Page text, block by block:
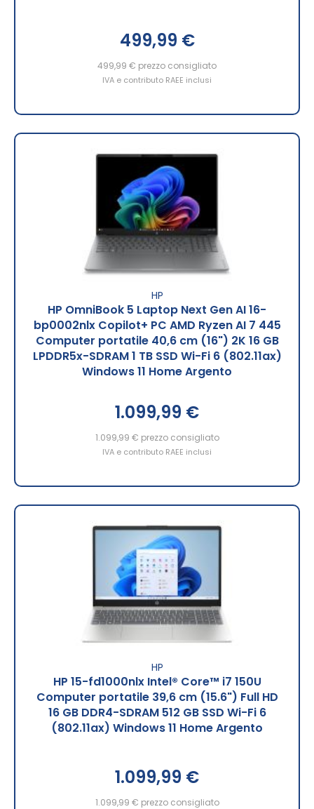
499,99 €
499,99 € prezzo consigliato
IVA e contributo RAEE inclusi
HP
HP OmniBook 5 Laptop Next Gen AI 16-
bp0002nlx Copilot+ PC AMD Ryzen AI 7 445
Computer portatile 40,6 cm (16") 2K 16 GB
LPDDR5x-SDRAM 1 TB SSD Wi-Fi 6 (802.11ax)
Windows 11 Home Argento
1.099,99 €
1.099,99 € prezzo consigliato
IVA e contributo RAEE inclusi
HP
HP 15-fd1000nlx Intel® Core™ i7 150U
Computer portatile 39,6 cm (15.6") Full HD
16 GB DDR4-SDRAM 512 GB SSD Wi-Fi 6
(802.11ax) Windows 11 Home Argento
1.099,99 €
1.099,99 € prezzo consigliato